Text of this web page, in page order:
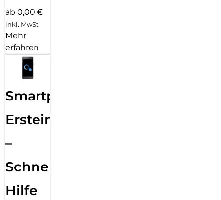
ab 0,00 €
inkl. MwSt.
Mehr
erfahren
Smartphone
Ersteinrichtung
–
Schnelle
Hilfe